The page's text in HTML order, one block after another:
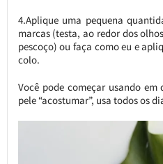
4.Aplique uma pequena
marcas (testa, ao redor dos
pescoço) ou faça como eu e
colo.
Você pode começar usando
pele “acostumar”, usa todos os